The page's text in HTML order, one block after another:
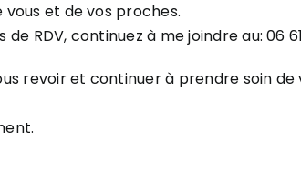
vous et de vos proches.
de RDV, continuez à me joindre au: 06
revoir et continuer à prendre soin de